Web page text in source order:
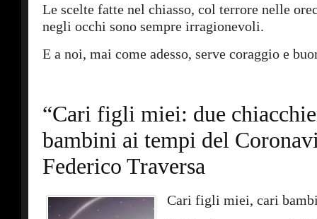
Le scelte fatte nel chiasso, col terrore nelle
negli occhi sono sempre irragionevoli.
E a noi, mai come adesso, serve coraggio e
“Cari figli miei: due
bambini ai tempi del
Federico Traversa
Cari figli miei, cari